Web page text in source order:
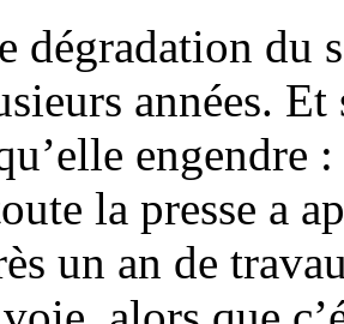
dégradation du
années.
la presse a
un an de